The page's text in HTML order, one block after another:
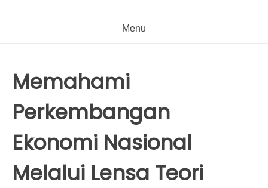
Menu
Memahami
Perkembangan
Ekonomi Nasional
Melalui Lensa Teori